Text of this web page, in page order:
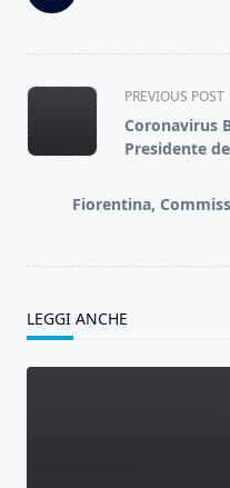
<span
class="nav-
subtitle
reader-
PREVIOUS POST
Coronavirus
Presidente
Fiorentina,
LEGGI ANCHE